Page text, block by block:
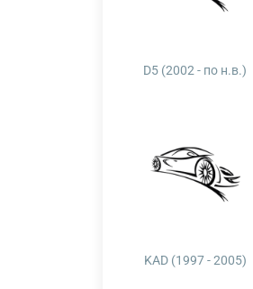
D5 (2002 - по н.в.)
KAD (1997 - 2005)